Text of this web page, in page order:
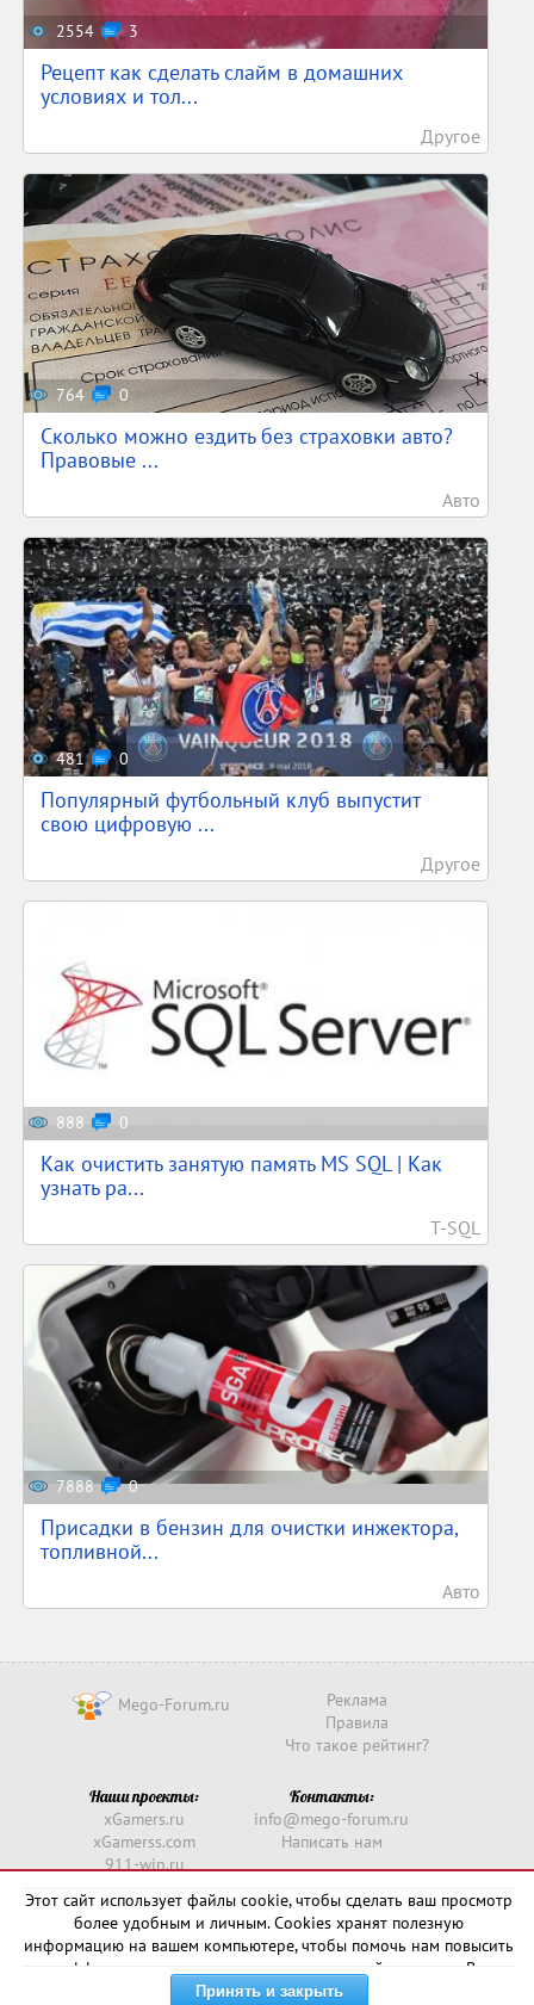
2554 3
Рецепт как сделать слайм в домашних
условиях и тол...
Другое
764 0
Сколько можно ездить без страховки авто?
Правовые ...
Авто
481 0
Популярный футбольный клуб выпустит
свою цифровую ...
Другое
888 0
Как очистить занятую память MS SQL | Как
узнать ра...
T-SQL
7888 0
Присадки в бензин для очистки инжектора,
топливной...
Авто
Mego-Forum.ru
Реклама
Правила
Что такое рейтинг?
Наши проекты:
xGamers.ru
xGamerss.com
911-win.ru
Контакты:
info@mego-forum.ru
Написать нам
Copyright © 2016 -2026
Этот сайт использует файлы cookie, чтобы сделать ваш просмотр
более удобным и личным. Cookies хранят полезную
информацию на вашем компьютере, чтобы помочь нам повысить
эффективность и актуальность нашего сайта для вас. В
некоторых случаях они необходимы для правильной работы